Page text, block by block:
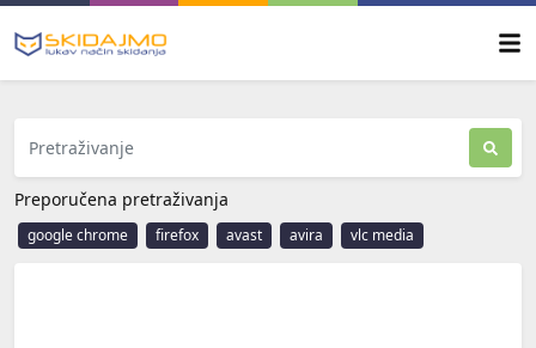
Preporučena pretraživanja
google chrome firefox avast avira vlc media